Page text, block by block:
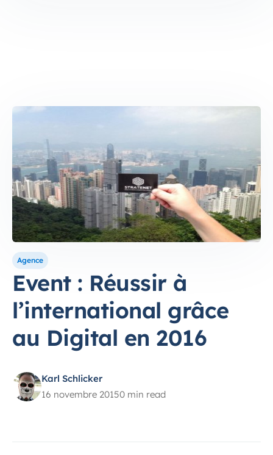
Agence
Event : Réussir à
l’international grâce
au Digital en 2016
Karl Schlicker
16 novembre 20150 min read